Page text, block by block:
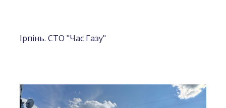
Ірпінь. СТО "Час Газу"